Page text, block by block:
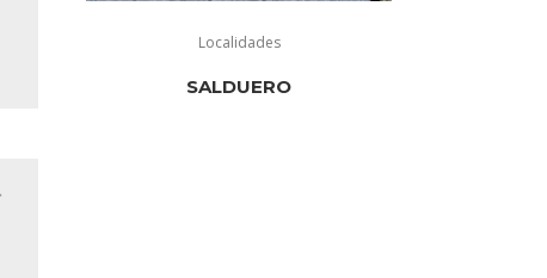
Localidades
SALDUERO